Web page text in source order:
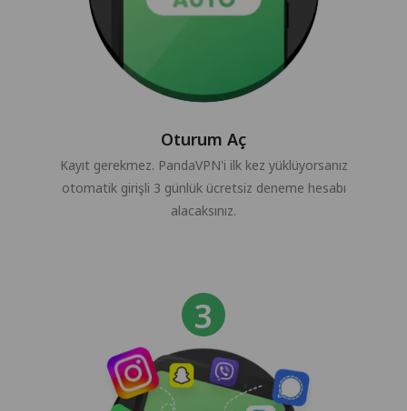
Oturum Aç
Kayıt gerekmez. PandaVPN'i ilk kez yüklüyorsanız
otomatik girişli 3 günlük ücretsiz deneme hesabı
alacaksınız.